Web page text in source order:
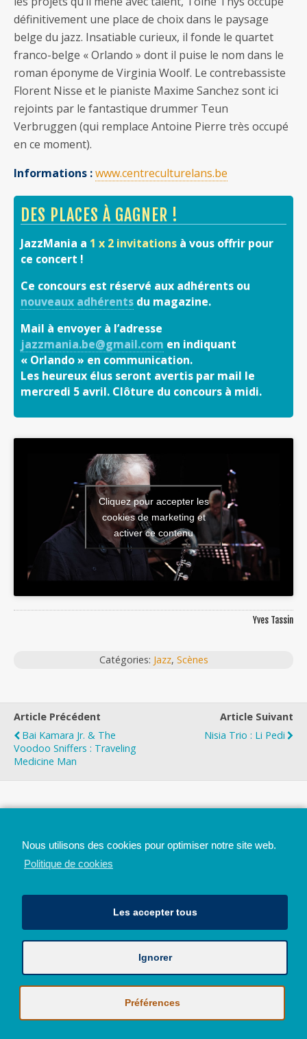
définitivement une place de choix dans le paysage
belge du jazz. Insatiable curieux, il fonde le quartet
franco-belge « Orlando » dont il puise le nom dans le
roman éponyme de Virginia Woolf. Le contrebassiste
Florent Nisse et le pianiste Maxime Sanchez sont ici
rejoints par le fantastique drummer Teun
Verbruggen (qui remplace Antoine Pierre très occupé
en ce moment).
Informations :www.centreculturelans.be
DES PLACES À GAGNER !
JazzMania a 1 x 2 invitations à vous offrir pour
ce concert !
Ce concours est réservé aux adhérents ou
nouveaux adhérents du magazine.
Mail à envoyer à l’adresse
jazzmania.be@gmail.com en indiquant
« Orlando » en communication.
Les heureux élus seront avertis par mail le
mercredi 5 avril. Clôture du concours à midi.
Cliquez pour accepter les
cookies de marketing et
activer ce contenu
Yves Tassin
Catégories: Jazz, Scènes
Article Précédent
Bai Kamara Jr. & The
Voodoo Sniffers : Traveling
Medicine Man
Article Suivant
Nisia Trio : Li Pedi
Avec le soutien de la Province de Liège
© 2026 - Tous droits réservés - JazzMania
Politique en matière de confidentialité et de vie privée
Hébergé parBehostings.com
Nous utilisons des cookies pour optimiser notre site web.
Politique de cookies
Les accepter tous
Ignorer
Préférences